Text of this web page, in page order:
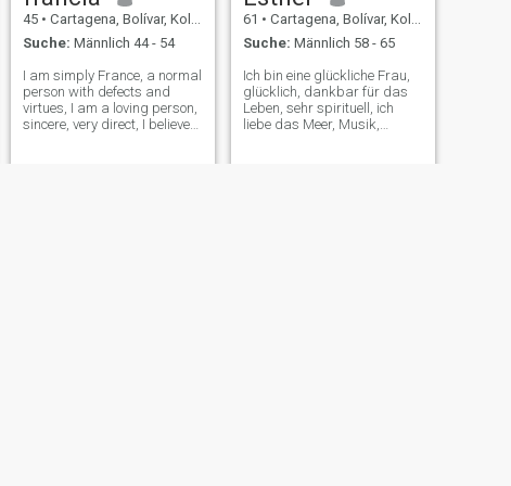
45 • Cartagena, Bolívar, Kolumbien
Suche: Männlich 44 - 54
I am simply France, a normal
person with defects and
virtues, I am a loving person,
sincere, very direct, I believe
61 • Cartagena, Bolívar, Kolumbien
Suche: Männlich 58 - 65
Ich bin eine glückliche Frau,
glücklich, dankbar für das
Leben, sehr spirituell, ich
liebe das Meer, Musik,